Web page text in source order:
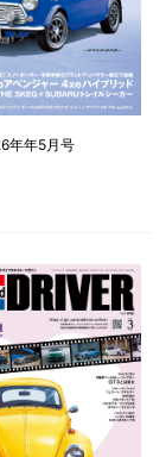
年年5月号